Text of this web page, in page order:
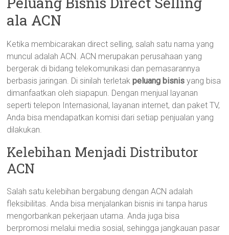
ala ACN
Ketika membicarakan direct selling, salah satu nama yang
muncul adalah ACN. ACN merupakan perusahaan yang
bergerak di bidang telekomunikasi dan pemasarannya
berbasis jaringan. Di sinilah terletakpeluang bisnis yang bisa
dimanfaatkan oleh siapapun. Dengan menjual layanan
seperti telepon Internasional, layanan internet, dan paket TV,
Anda bisa mendapatkan komisi dari setiap penjualan yang
dilakukan.
Kelebihan Menjadi Distributor
ACN
Salah satu kelebihan bergabung dengan ACN adalah
fleksibilitas. Anda bisa menjalankan bisnis ini tanpa harus
mengorbankan pekerjaan utama. Anda juga bisa
berpromosi melalui media sosial, sehingga jangkauan pasar